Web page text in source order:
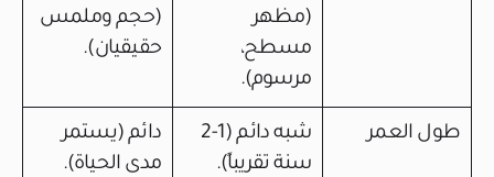
(مظهر
مسطح،
مرسوم).
(حجم وملمس
حقيقيان).
طول العمر
شبه دائم (1-2
سنة تقريباً).
دائم (يستمر
مدى الحياة).